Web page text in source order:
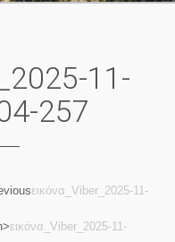
11-
257
εικόνα_Viber_2025-11-
εικόνα_Viber_2025-11-